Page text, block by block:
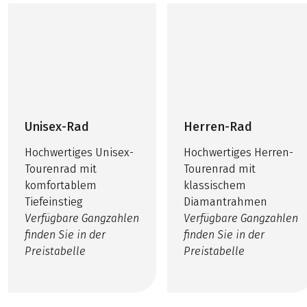
Unisex-Rad
Hochwertiges Unisex-
Tourenrad mit
komfortablem
Tiefeinstieg
Verfügbare Gangzahlen
finden Sie in der
Preistabelle
Herren-Rad
Hochwertiges Herren-
Tourenrad mit
klassischem
Diamantrahmen
Verfügbare Gangzahlen
finden Sie in der
Preistabelle